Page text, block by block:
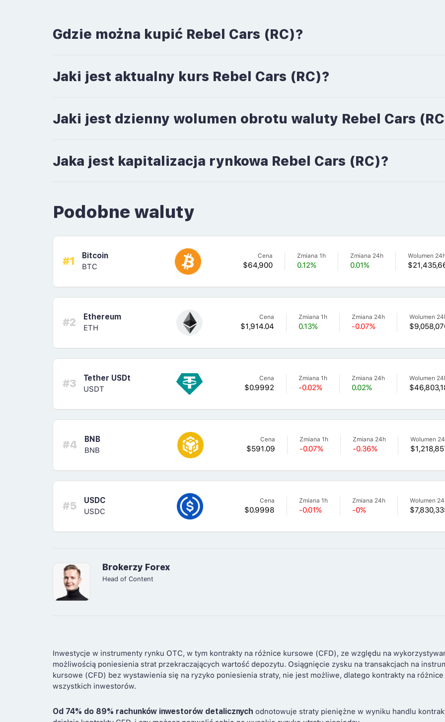
Gdzie można kupić Rebel Cars (RC)?
Jaki jest aktualny kurs Rebel Cars (RC)?
Jaki jest dzienny wolumen obrotu waluty Rebel Cars
Jaka jest kapitalizacja rynkowa Rebel Cars (RC)?
Podobne waluty
#1
Bitcoin
BTC
Cena
$64,900
Zmiana 1h
0.12%
Zmiana 24h
0.01%
Wolumen
#2
Ethereum
ETH
Cena
$1,914.04
Zmiana 1h
0.13%
Zmiana 24h
-0.07%
Wolumen
#3
Tether USDt
USDT
Cena
$0.9992
Zmiana 1h
-0.02%
Zmiana 24h
0.02%
Wolumen
#4
BNB
BNB
Cena
$591.09
Zmiana 1h
-0.07%
Zmiana 24h
-0.36%
Wolumen
#5
USDC
USDC
Cena
$0.9998
Zmiana 1h
-0.01%
Zmiana 24h
-0%
Wolumen
Brokerzy Forex
Head of Content
Inwestycje w instrumenty rynku OTC, w tym kontrakty na różnice kursowe (CFD), ze względu na
możliwością poniesienia strat przekraczających wartość depozytu. Osiągnięcie zysku na transakcjach na
kursowe (CFD) bez wystawienia się na ryzyko poniesienia straty, nie jest możliwe, dlatego kontrakty na
wszystkich inwestorów.
Od 74% do 89% rachunków inwestorów detalicznych odnotowuje straty pieniężne w wyniku handlu